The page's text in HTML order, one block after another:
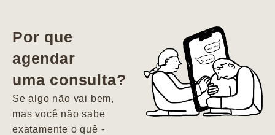
vida. Ela me
encontrou num
estado misto de
depressão e
agitação com
pensamentos
Por que
agendar
uma consulta?
Se algo não vai bem,
mas você não sabe
exatamente o quê -